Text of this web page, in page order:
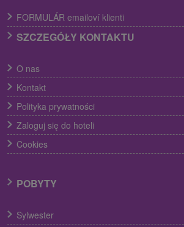
FORMULÁR emailoví klienti
SZCZEGÓŁY KONTAKTU
O nas
Kontakt
Polityka prywatności
Zaloguj się do hoteli
Cookies
POBYTY
Sylwester